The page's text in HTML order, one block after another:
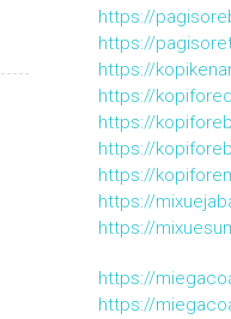
https://
https://
https://
https://
https://
https://
https://
https://
https://
https://
https://